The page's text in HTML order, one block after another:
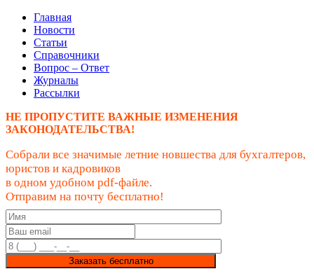
Главная
Новости
Статьи
Справочники
Вопрос – Ответ
Журналы
Рассылки
НЕ ПРОПУСТИТЕ ВАЖНЫЕ ИЗМЕНЕНИЯ
ЗАКОНОДАТЕЛЬСТВА!
Собрали все значимые летние новшества для бухгалтеров,
юристов и кадровиков
в одном удобном pdf-файле.
Отправим на почту бесплатно!
Заказать бесплатно